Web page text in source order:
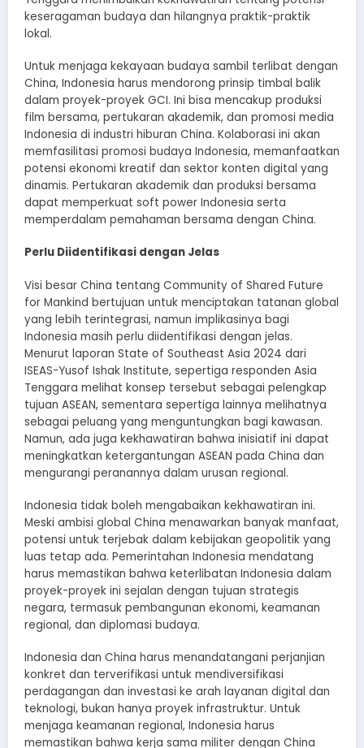
keseragaman budaya dan hilangnya praktik-praktik
lokal.
Untuk menjaga kekayaan budaya sambil terlibat dengan
China, Indonesia harus mendorong prinsip timbal balik
dalam proyek-proyek GCI. Ini bisa mencakup produksi
film bersama, pertukaran akademik, dan promosi media
Indonesia di industri hiburan China. Kolaborasi ini akan
memfasilitasi promosi budaya Indonesia, memanfaatkan
potensi ekonomi kreatif dan sektor konten digital yang
dinamis. Pertukaran akademik dan produksi bersama
dapat memperkuat soft power Indonesia serta
memperdalam pemahaman bersama dengan China.
Perlu Diidentifikasi dengan Jelas
Visi besar China tentang Community of Shared Future
for Mankind bertujuan untuk menciptakan tatanan global
yang lebih terintegrasi, namun implikasinya bagi
Indonesia masih perlu diidentifikasi dengan jelas.
Menurut laporan State of Southeast Asia 2024 dari
ISEAS-Yusof Ishak Institute, sepertiga responden Asia
Tenggara melihat konsep tersebut sebagai pelengkap
tujuan ASEAN, sementara sepertiga lainnya melihatnya
sebagai peluang yang menguntungkan bagi kawasan.
Namun, ada juga kekhawatiran bahwa inisiatif ini dapat
meningkatkan ketergantungan ASEAN pada China dan
mengurangi peranannya dalam urusan regional.
Indonesia tidak boleh mengabaikan kekhawatiran ini.
Meski ambisi global China menawarkan banyak manfaat,
potensi untuk terjebak dalam kebijakan geopolitik yang
luas tetap ada. Pemerintahan Indonesia mendatang
harus memastikan bahwa keterlibatan Indonesia dalam
proyek-proyek ini sejalan dengan tujuan strategis
negara, termasuk pembangunan ekonomi, keamanan
regional, dan diplomasi budaya.
Indonesia dan China harus menandatangani perjanjian
konkret dan terverifikasi untuk mendiversifikasi
perdagangan dan investasi ke arah layanan digital dan
teknologi, bukan hanya proyek infrastruktur. Untuk
menjaga keamanan regional, Indonesia harus
memastikan bahwa kerja sama militer dengan China